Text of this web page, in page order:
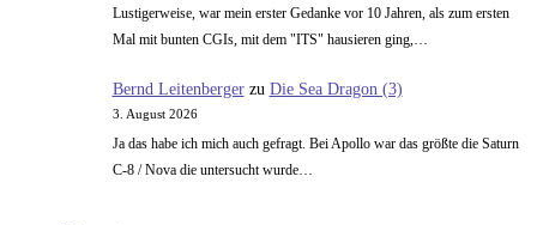
Lustigerweise, war mein erster Gedanke vor 10 Jahren, als zum ersten
Mal mit bunten CGIs, mit dem "ITS" hausieren ging,…
Bernd Leitenbergerzu Die Sea Dragon (3)
3. August 2026
Ja das habe ich mich auch gefragt. Bei Apollo war das größte die Saturn
C-8 / Nova die untersucht wurde…